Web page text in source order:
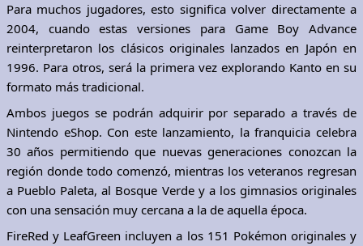
Para muchos jugadores, esto significa volver directamente a
2004, cuando estas versiones para Game Boy Advance
reinterpretaron los clásicos originales lanzados en Japón en
1996. Para otros, será la primera vez explorando Kanto en su
formato más tradicional.
Ambos juegos se podrán adquirir por separado a través de
Nintendo eShop. Con este lanzamiento, la franquicia celebra
30 años permitiendo que nuevas generaciones conozcan la
región donde todo comenzó, mientras los veteranos regresan
a Pueblo Paleta, al Bosque Verde y a los gimnasios originales
con una sensación muy cercana a la de aquella época.
FireRed y LeafGreen incluyen a los 151 Pokémon originales y